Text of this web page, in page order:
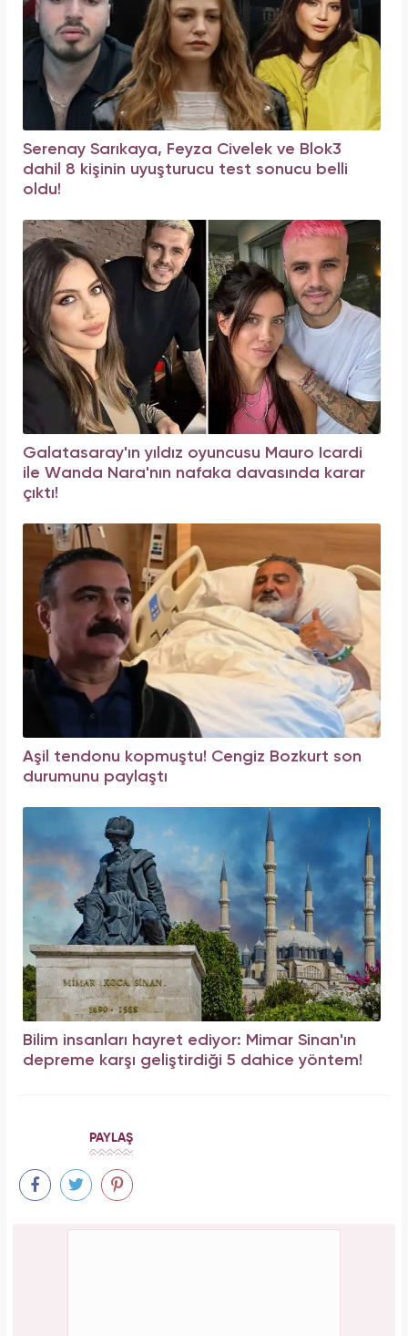
Serenay Sarıkaya, Feyza Civelek ve Blok3
dahil 8 kişinin uyuşturucu test sonucu belli
oldu!
Galatasaray'ın yıldız oyuncusu Mauro Icardi
ile Wanda Nara'nın nafaka davasında karar
çıktı!
Aşil tendonu kopmuştu! Cengiz Bozkurt son
durumunu paylaştı
Bilim insanları hayret ediyor: Mimar Sinan'ın
depreme karşı geliştirdiği 5 dahice yöntem!
PAYLAŞ